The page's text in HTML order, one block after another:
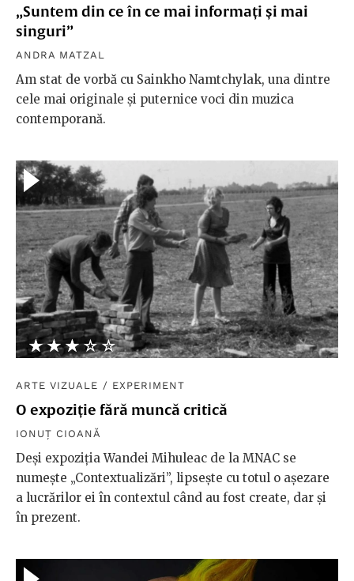
„Suntem din ce în ce mai informați și mai
singuri”
ANDRA MATZAL
Am stat de vorbă cu Sainkho Namtchylak, una dintre
cele mai originale și puternice voci din muzica
contemporană.
★★★★★
☆☆☆☆☆
ARTE VIZUALE / EXPERIMENT
O expoziție fără muncă critică
IONUȚ CIOANĂ
Deși expoziția Wandei Mihuleac de la MNAC se
numește „Contextualizări”, lipsește cu totul o așezare
a lucrărilor ei în contextul când au fost create, dar și
în prezent.